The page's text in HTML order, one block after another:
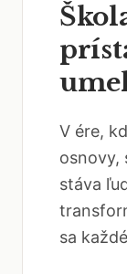
V ére,
osnovy,
stáva
sa